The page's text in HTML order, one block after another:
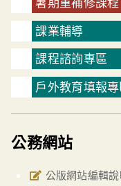
課業輔導
課程諮詢專區
戶外教育填報
公務網站
公版網站編輯